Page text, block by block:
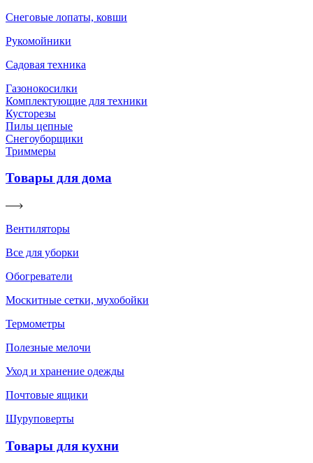
Снеговые лопаты, ковши
Рукомойники
Садовая техника
Газонокосилки
Комплектующие для техники
Кусторезы
Пилы цепные
Снегоуборщики
Триммеры
Товары для дома
Вентиляторы
Все для уборки
Обогреватели
Москитные сетки, мухобойки
Термометры
Полезные мелочи
Уход и хранение одежды
Почтовые ящики
Шуруповерты
Товары для кухни